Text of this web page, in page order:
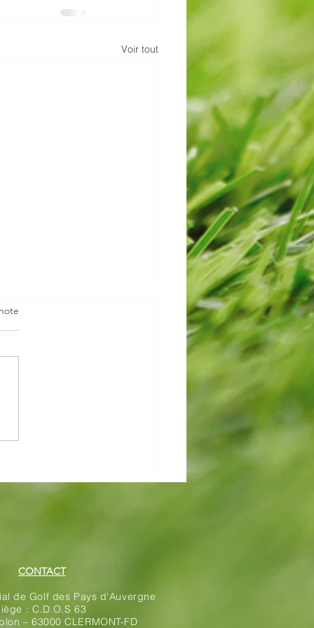
Voir tout
CONTACT
de Golf des Pays d'Auvergne
: C.D.O.S 63
– 63000 CLERMONT-FD